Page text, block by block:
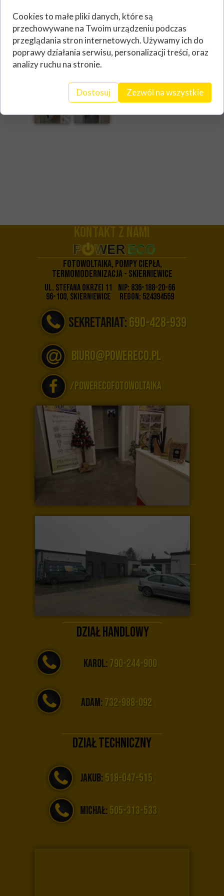
POWERECO
biuro@powereco.pl
/PowerEcoFotowoltaika
SEKRETARIAT:690-428-939
NIP: 836-188-20-66
REGON: 524394559
Ul. STEFANA OKRZEI 11
96-100, Skierniewice
Fotowoltaika, POMPY CIEPŁA,
TERMOMODERNIZACJA - Skierniewice
MICHAŁ:505-313-533
Dział handlowy
Dział TECHNICZNY
Karol:790-244-900
JAKUB:518-047-515
ADAM:732-988-092
KONTAKT z NAMI
Cookies to małe pliki danych, które są
przechowywane na Twoim urządzeniu podczas
przeglądania stron internetowych. Używamy ich do
poprawy działania serwisu, personalizacji treści, oraz
analizy ruchu na stronie.
Dostosuj Zezwól na wszystkie